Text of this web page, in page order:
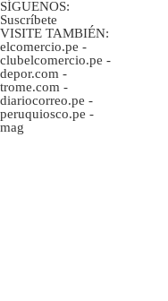
SÍGUENOS:
Suscríbete
VISITE TAMBIÉN:
elcomercio.pe -
clubelcomercio.pe -
depor.com -
trome.com -
diariocorreo.pe -
peruquiosco.pe -
mag